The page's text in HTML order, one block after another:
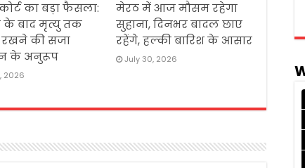
का बड़ा फैसला:
के बाद मृत्यु तक
की सजा
के अनुरूप
2026
मेरठ में आज मौसम रहेगा
सुहाना, दिनभर बादल छाए
रहेंगे, हल्की बारिश के आसार
July 30, 2026